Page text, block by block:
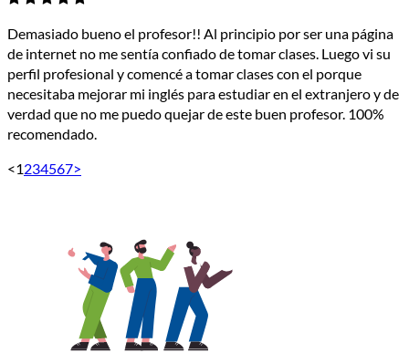
Demasiado bueno el profesor!! Al principio por ser una página
de internet no me sentía confiado de tomar clases. Luego vi su
perfil profesional y comencé a tomar clases con el porque
necesitaba mejorar mi inglés para estudiar en el extranjero y de
verdad que no me puedo quejar de este buen profesor. 100%
recomendado.
<1234567>